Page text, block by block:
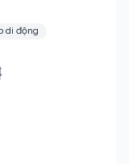
di động